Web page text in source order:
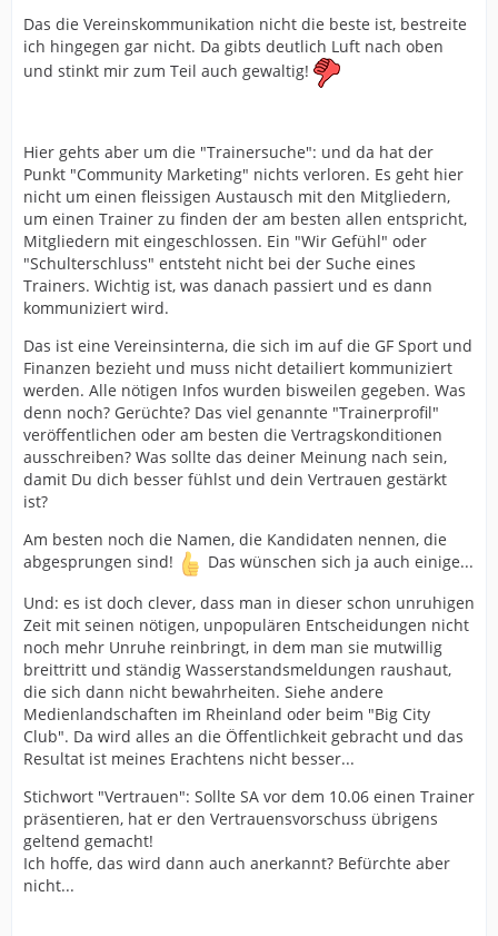
Um Vertrauen aufzubauen, muss man aber auch einen
gewissen
Vorschuss kriegen. Das fehlt ja vielen mittlerweile
einen besser, die
anderen einen schlechteren. Es könnte auch anderes
laufen.
Zitat von Dir: Und: es ist doch clever, dass man in dieser
schon unruhigen Zeit
mit seinen nötigen, unpopulären Entscheidungen nicht
noch mehr Unruhe reinbringt, in dem man sie mutwillig
raushaut, die sich dann nicht bewahrheiten. Siehe
andere Medienlandschaften im Rheinland oder beim
"Big City Club". Da wird alles an die Öffentlichkeit
gebracht und das Resultat ist meines Erachtens nicht
besser...
Erstmal vorab..... wo sind die Zeiten in Bielefeld
unruhig? Ich glaube, ich
es mal "sachlichen"
Abstieg der Arminia erlebt als diesen, was ich aber auch
gar nicht kritisieren
will.
Wenn ein Verein absteigt, ist dieser immer mit
unruhigen
Zeiten verbunden. Umso positiver, dass wir dieses gar
nicht mitkriegen und
zeigt aus meiner Sicht von guter Arbeit. Hier speziell
Sachen, von denen wir gar keine
Einblicke haben. Gerade im Rahmen der Lizenz,
Werbepartner, Verträge
und Budgetplanung. Was denkst Du?
Es gibt aber auch andere Argumente, speziell aus dem
Rheinland (Nennen wir den Verein ruhig 1.FC Köln), wo
Das die Vereinskommunikation nicht die beste ist, bestreite
ich hingegen gar nicht. Da gibts deutlich Luft nach oben
und stinkt mir zum Teil auch gewaltig!
Hier gehts aber um die "Trainersuche": und da hat der
Punkt "Community Marketing" nichts verloren. Es geht hier
nicht um einen fleissigen Austausch mit den Mitgliedern,
um einen Trainer zu finden der am besten allen entspricht,
Mitgliedern mit eingeschlossen. Ein "Wir Gefühl" oder
"Schulterschluss" entsteht nicht bei der Suche eines
Trainers. Wichtig ist, was danach passiert und es dann
kommuniziert wird.
Das ist eine Vereinsinterna, die sich im auf die GF Sport und
Finanzen bezieht und muss nicht detailiert kommuniziert
werden. Alle nötigen Infos wurden bisweilen gegeben. Was
denn noch? Gerüchte? Das viel genannte "Trainerprofil"
veröffentlichen oder am besten die Vertragskonditionen
ausschreiben? Was sollte das deiner Meinung nach sein,
damit Du dich besser fühlst und dein Vertrauen gestärkt
ist?
Am besten noch die Namen, die Kandidaten nennen, die
abgesprungen sind!
Das wünschen sich ja auch einige...
Und: es ist doch clever, dass man in dieser schon unruhigen
Zeit mit seinen nötigen, unpopulären Entscheidungen nicht
noch mehr Unruhe reinbringt, in dem man sie mutwillig
breittritt und ständig Wasserstandsmeldungen raushaut,
die sich dann nicht bewahrheiten. Siehe andere
Medienlandschaften im Rheinland oder beim "Big City
Club". Da wird alles an die Öffentlichkeit gebracht und das
Resultat ist meines Erachtens nicht besser...
Stichwort "Vertrauen": Sollte SA vor dem 10.06 einen Trainer
präsentieren, hat er den Vertrauensvorschuss übrigens
geltend gemacht!
Ich hoffe, das wird dann auch anerkannt? Befürchte aber
nicht...